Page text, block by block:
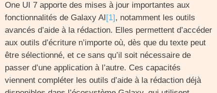
One UI 7 apporte des mises à jour importantes aux
fonctionnalités de Galaxy AI [1] , notamment les outils
avancés d’aide à la rédaction. Elles permettent d’accéder
aux outils d’écriture n’importe où, dès que du texte peut
être sélectionné, et ce sans qu’il soit nécessaire de
passer d’une application à l’autre. Ces capacités
viennent compléter les outils d’aide à la rédaction déjà